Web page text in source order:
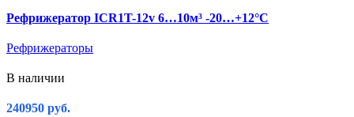
Рефрижератор ICR1T-12v 6…10м³ -20…+12°C
Рефрижераторы
В наличии
240950 руб.